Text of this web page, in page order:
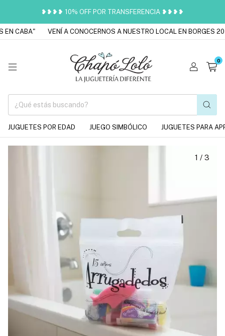
❥❥❥❥ 10% OFF POR TRANSFERENCIA ❥❥❥❥
CABA" VENÍ A CONOCERNOS A NUESTRO LOCAL EN BORGES
0
JUGUETES POR EDAD JUEGO SIMBÓLICO JUGUETES PARA
1 / 3